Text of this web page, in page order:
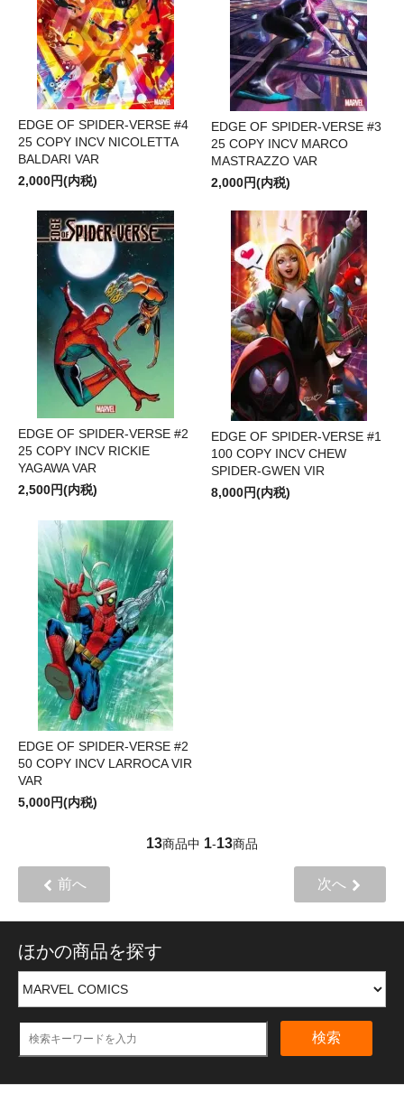
EDGE OF SPIDER-VERSE #4
25 COPY INCV NICOLETTA
BALDARI VAR
2,000円(内税)
EDGE OF SPIDER-VERSE #3
25 COPY INCV MARCO
MASTRAZZO VAR
2,000円(内税)
EDGE OF SPIDER-VERSE #2
25 COPY INCV RICKIE
YAGAWA VAR
2,500円(内税)
EDGE OF SPIDER-VERSE #1
100 COPY INCV CHEW
SPIDER-GWEN VIR
8,000円(内税)
EDGE OF SPIDER-VERSE #2
50 COPY INCV LARROCA VIR
VAR
5,000円(内税)
13商品中 1-13商品
前へ 次へ
ほかの商品を探す
検索